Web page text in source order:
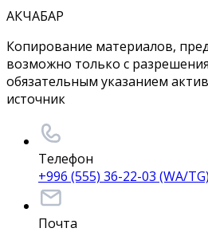
АКЧАБАР
Копирование материалов,
возможно только с
обязательным указанием
источник
Телефон
+996 (555) 36-22-03 (WA/TG)
Почта